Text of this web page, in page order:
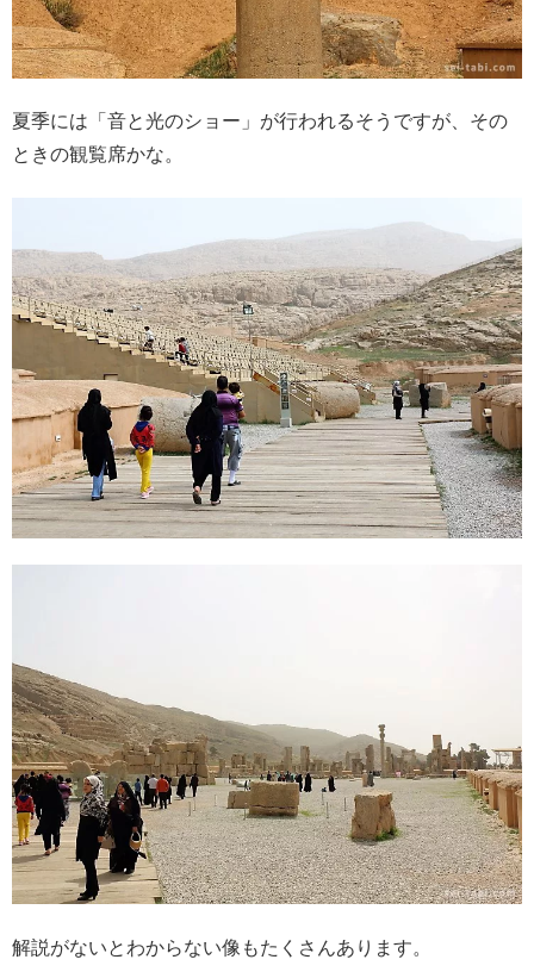
夏季には「音と光のショー」が行われるそうですが、その
ときの観覧席かな。
解説がないとわからない像もたくさんあります。